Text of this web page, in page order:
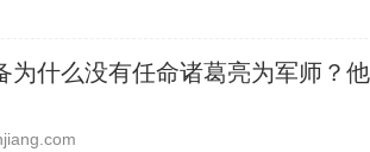
为什么没有任命诸葛亮为军师？